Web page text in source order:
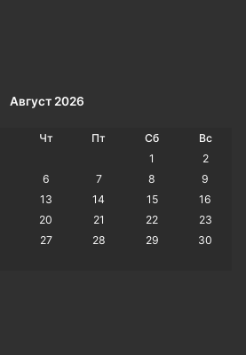
Август 2026
Чт Пт Сб
Вс
1
2
6 7 8
9
13 14 15
16
20 21 22
23
27 28 29
30